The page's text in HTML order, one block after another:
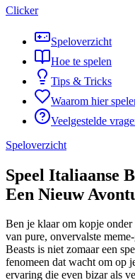
Clicker
Speloverzicht
Hoe te spelen
Tips & Tricks
Waarom hier
Veelgestelde
Speloverzicht
Speel Italiaanse
Een Nieuw
Ben je klaar om kopje
van pure, onvervalste
Beasts is niet zomaar een
fenomeen dat wacht om op
ervaring die even bizar als